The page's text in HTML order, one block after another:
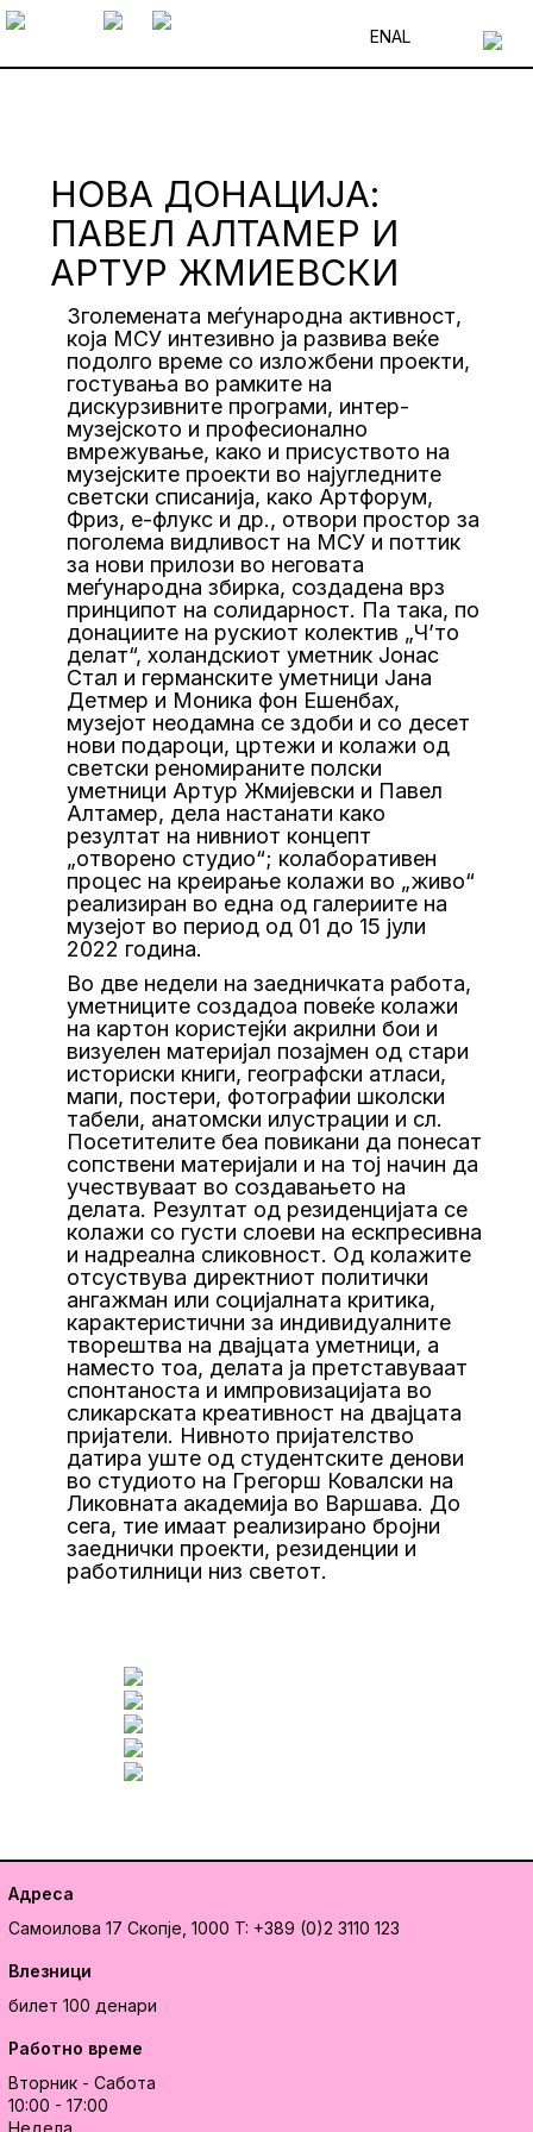
ENAL
НОВА ДОНАЦИЈА:
ПАВЕЛ АЛТАМЕР И
АРТУР ЖМИЕВСКИ
Зголемената меѓународна активност,
која МСУ интезивно ја развива веќе
подолго време со изложбени проекти,
гостувања во рамките на
дискурзивните програми, интер-
музејското и професионално
вмрежување, како и присуството на
музејските проекти во најугледните
светски списанија, како Артфорум,
Фриз, е-флукс и др., отвори простор за
поголема видливост на МСУ и поттик
за нови прилози во неговата
меѓународна збирка, создадена врз
принципот на солидарност. Па така, по
донациите на рускиот колектив „Ч’то
делат“, холандскиот уметник Јонас
Стал и германските уметници Јана
Детмер и Моника фон Ешенбах,
музејот неодамна се здоби и со десет
нови подароци, цртежи и колажи од
светски реномираните полски
уметници Артур Жмијевски и Павел
Алтамер, дела настанати како
резултат на нивниот концепт
„отворено студио“; колаборативен
процес на креирање колажи во „живо“
реализиран во една од галериите на
музејот во период од 01 до 15 јули
2022 година.
Во две недели на заедничката работа,
уметниците создадоа повеќе колажи
на картон користејќи акрилни бои и
визуелен материјал позајмен од стари
историски книги, географски атласи,
мапи, постери, фотографии школски
табели, анатомски илустрации и сл.
Посетителите беа повикани да понесат
сопствени материјали и на тој начин да
учествуваат во создавањето на
делата. Резултат од резиденцијата се
колажи со густи слоеви на ескпресивна
и надреална сликовност. Од колажите
отсуствува директниот политички
ангажман или социјалната критика,
карактеристични за индивидуалните
творештва на двајцата уметници, а
наместо тоа, делата ја претставуваат
спонтаноста и импровизацијата во
сликарската креативност на двајцата
пријатели. Нивното пријателство
датира уште од студентските денови
во студиото на Грегорш Ковалски на
Ликовната академија во Варшава. До
сега, тие имаат реализирано бројни
заеднички проекти, резиденции и
работилници низ светот.
Адреса
Самоилова 17 Скопје, 1000 T: +389 (0)2 3110 123
Влезници
билет 100 денари
Работно време
Вторник - Сабота
10:00 - 17:00
Недела